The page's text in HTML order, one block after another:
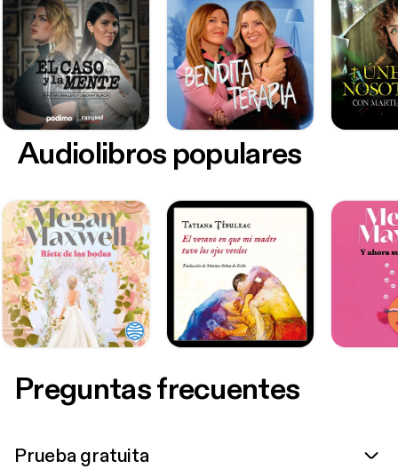
Audiolibros populares
Preguntas frecuentes
Prueba gratuita